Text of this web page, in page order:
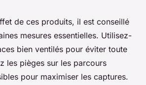
de ces produits, il est conseillé
mesures essentielles. Utilisez-
bien ventilés pour éviter toute
les pièges sur les parcours
pour maximiser les captures.